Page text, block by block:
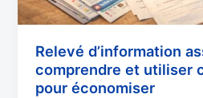
Relevé d’information
comprendre et utiliser
pour économiser
pour